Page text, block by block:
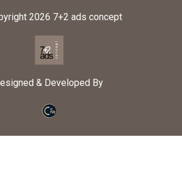
2026 7+2 ads concept
& Developed By